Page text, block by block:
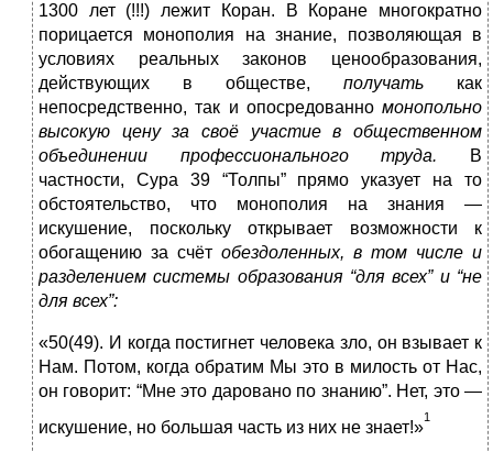
1300 лет (!!!) лежит Коран. В Коране многократно
порицается монополия на знание, позволяющая в
условиях реальных законов ценообразования,
действующих в обществе, получать как
непосредственно, так и опосредованно монопольно
высокую цену за своё участие в общественном
объединении профессионального труда. В
частности, Сура 39 “Толпы” прямо указует на то
обстоятельство, что монополия на знания —
искушение, поскольку открывает возможности к
обогащению за счёт обездоленных, в том числе и
разделением системы образования “для всех” и “не
для всех”:
«50(49). И когда постигнет человека зло, он взывает к
Нам. Потом, когда обратим Мы это в милость от Нас,
он говорит: “Мне это даровано по знанию”. Нет, это —
искушение, но большая часть из них не знает!»
1